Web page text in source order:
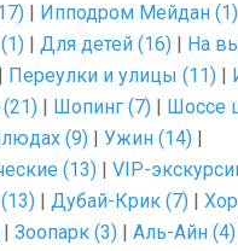
| Ипподром Мейдан (1)
| Для детей (16) | На
| Переулки и улицы (11) |
(21) | Шопинг (7) | Шоссе
(9) | Ужин (14) |
(13) | VIP-
| Дубай-Крик (7) |
| Зоопарк (3) | Аль-Айн (4)